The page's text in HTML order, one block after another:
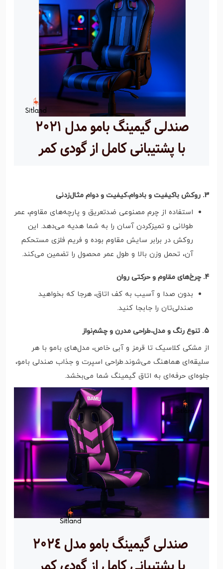
3. روکش باکیفیت و بادوام،کیفیت و دوام مثال‌زدنی
استفاده از چرم مصنوعی ضد‌تعریق و پارچه‌های مقاوم، عمر
طولانی و تمیزکردن آسان را به شما هدیه می‌دهد. این
روکش در برابر سایش مقاوم بوده و فریم فلزی مستحکم
آن، تحمل وزن بالا و طول عمر محصول را تضمین می‌کند.
4. چرخ‌های مقاوم و حرکتی روان
بدون صدا و آسیب به کف اتاق، هرجا که بخواهید
صندلی‌تان را جابجا کنید.
5. تنوع رنگ و مدل،طراحی مدرن و چشم‌نواز
از مشکی کلاسیک تا قرمز و آبی خاص، مدل‌های بامو با هر
سلیقه‌ای هماهنگ می‌شوند.طراحی اسپرت و جذاب صندلی بامو،
جلوه‌ای حرفه‌ای به اتاق گیمینگ شما می‌بخشد.